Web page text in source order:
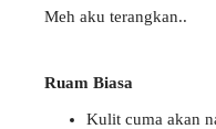
Meh aku terangkan..
Ruam Biasa
Kulit cuma akan